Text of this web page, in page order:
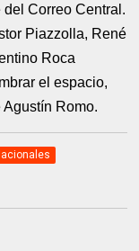
Correo Central.
Piazzolla, René
Roca
el espacio,
Romo.